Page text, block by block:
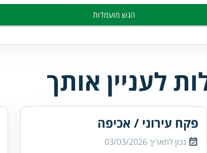
הגש מועמדות
לעניין אותך
פקח עירוני / אכיפה
נכון לתאריך03/03/2026